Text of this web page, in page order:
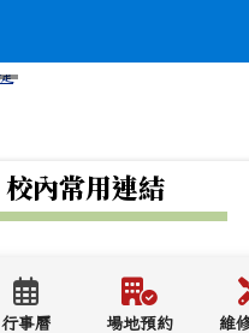
校內常用連結
行事曆 場地預約 維